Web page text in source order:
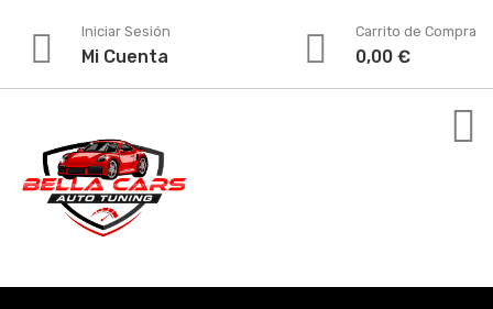
Iniciar Sesión
Mi Cuenta
Carrito de Compra
0,00 €